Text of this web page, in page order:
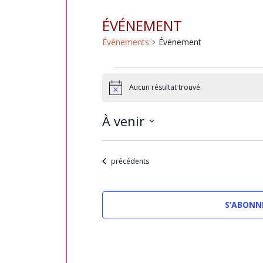
ÉVÉNEMENT
Évènements Événement
Évènements
NoticeAucun résultat trouvé.
À venir
Sélectionnez
date.
Évènements
précédents